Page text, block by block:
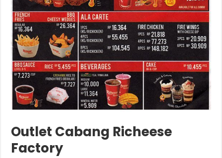
Outlet Cabang Richeese
Factory